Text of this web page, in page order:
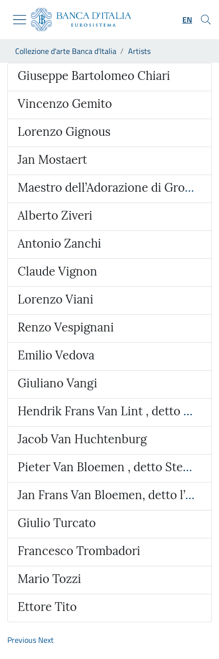
Skip to Main Content
Go to the institutional website
Go to the navigation menu
Go to search
Go to the footer
EN
Collezione d'arte Banca d'Italia Artists
Artist
Giuseppe Bartolomeo Chiari
Vincenzo Gemito
Lorenzo Gignous
Jan Mostaert
Maestro dell’Adorazione di Groote
Alberto Ziveri
Antonio Zanchi
Claude Vignon
Lorenzo Viani
Renzo Vespignani
Emilio Vedova
Giuliano Vangi
Hendrik Frans Van Lint , detto lo Studio
Jacob Van Huchtenburg
Pieter Van Bloemen , detto Stendardo
Jan Frans Van Bloemen, detto l’Orizzonte
Giulio Turcato
Francesco Trombadori
Mario Tozzi
Ettore Tito
Previous Next